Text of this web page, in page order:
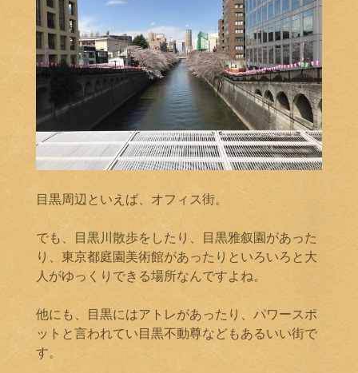
目黒周辺といえば、オフィス街。
でも、目黒川散歩をしたり、目黒雅叙園があった
り、東京都庭園美術館があったりといろいろと大
人がゆっくりできる場所なんですよね。
他にも、目黒にはアトレがあったり、パワースポ
ットと言われてい目黒不動尊などもあるいい街で
す。